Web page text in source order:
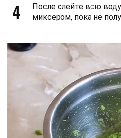
4
После слейте всю
миксером, пока не